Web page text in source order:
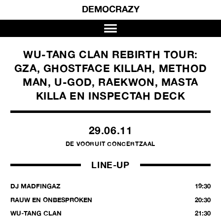
DEMOCRAZY
WU-TANG CLAN REBIRTH TOUR:
GZA, GHOSTFACE KILLAH, METHOD
MAN, U-GOD, RAEKWON, MASTA
KILLA EN INSPECTAH DECK
29.06.11
DE VOORUIT CONCERTZAAL
LINE-UP
DJ MADFINGAZ
19:30
RAUW EN ONBESPROKEN
20:30
WU-TANG CLAN
21:30